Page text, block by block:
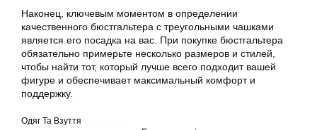
Наконец, ключевым моментом в определении
качественного бюстгальтера с треугольными чашками
является его посадка на вас. При покупке бюстгальтера
обязательно примерьте несколько размеров и стилей,
чтобы найти тот, который лучше всего подходит вашей
фигуре и обеспечивает максимальный комфорт и
поддержку.
Одяг Та Взуття